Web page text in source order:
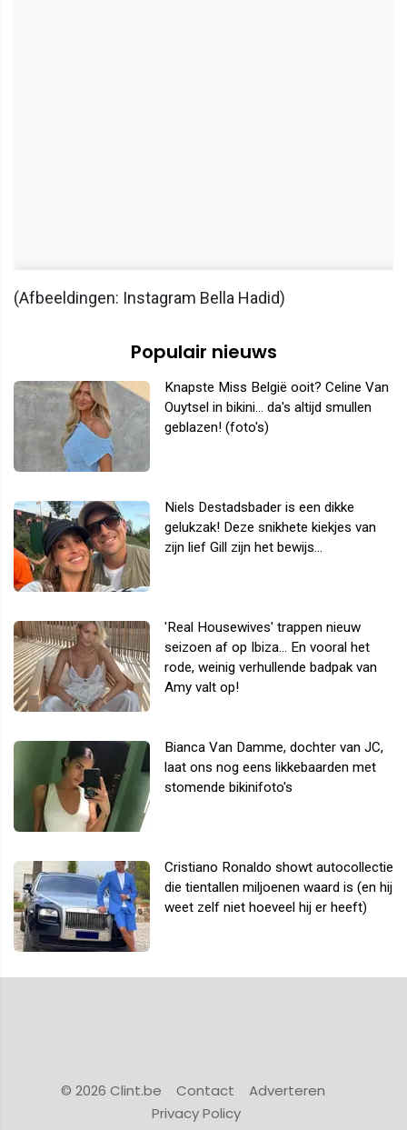
(Afbeeldingen: Instagram Bella Hadid)
Populair nieuws
Knapste Miss België ooit? Celine Van
Ouytsel in bikini... da's altijd smullen
geblazen! (foto's)
Niels Destadsbader is een dikke
gelukzak! Deze snikhete kiekjes van
zijn lief Gill zijn het bewijs...
'Real Housewives' trappen nieuw
seizoen af op Ibiza... En vooral het
rode, weinig verhullende badpak van
Amy valt op!
Bianca Van Damme, dochter van JC,
laat ons nog eens likkebaarden met
stomende bikinifoto's
Cristiano Ronaldo showt autocollectie
die tientallen miljoenen waard is (en hij
weet zelf niet hoeveel hij er heeft)
© 2026 Clint.be Contact
Adverteren
Privacy Policy